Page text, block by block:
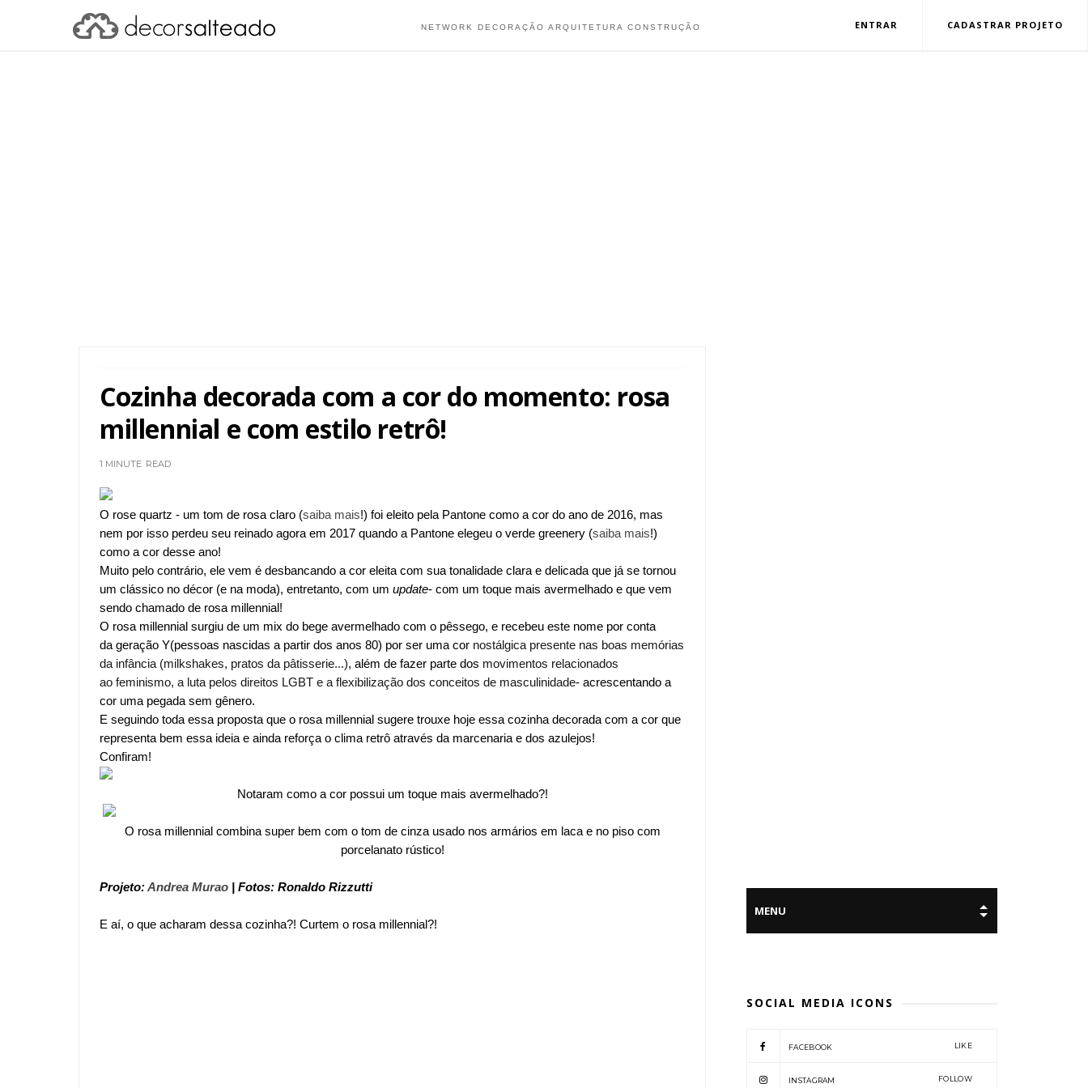
NETWORK DECORAÇÃO ARQUITETURA CONSTRUÇÃO ENTRAR CADASTRAR PROJETO
Cozinha decorada com a cor do momento: rosa
millennial e com estilo retrô!
1 MINUTE READ
O rose quartz - um tom de rosa claro (saiba mais!) foi eleito pela Pantone como a cor do ano de 2016, mas
nem por isso perdeu seu reinado agora em 2017 quando a Pantone elegeu o verde greenery (saiba mais!)
como a cor desse ano!
Muito pelo contrário, ele vem é desbancando a cor eleita com sua tonalidade clara e delicada que já se tornou
um clássico no décor (e na moda), entretanto, com um update- com um toque mais avermelhado e que vem
sendo chamado de rosa millennial!
O rosa millennial surgiu de um mix do bege avermelhado com o pêssego, e recebeu este nome por conta
da geração Y(pessoas nascidas a partir dos anos 80) por ser uma cor nostálgica presente nas boas memórias
da infância (milkshakes, pratos da pâtisserie...), além de fazer parte dos movimentos relacionados
ao feminismo, a luta pelos direitos LGBT e a flexibilização dos conceitos de masculinidade- acrescentando a
cor uma pegada sem gênero.
E seguindo toda essa proposta que o rosa millennial sugere trouxe hoje essa cozinha decorada com a cor que
representa bem essa ideia e ainda reforça o clima retrô através da marcenaria e dos azulejos!
Confiram!
Notaram como a cor possui um toque mais avermelhado?!
O rosa millennial combina super bem com o tom de cinza usado nos armários em laca e no piso com
porcelanato rústico!
Projeto:Andrea Murao | Fotos: Ronaldo Rizzutti
E aí, o que acharam dessa cozinha?! Curtem o rosa millennial?!
SOCIAL MEDIA ICONS
FACEBOOK LIKE
INSTAGRAM FOLLOW